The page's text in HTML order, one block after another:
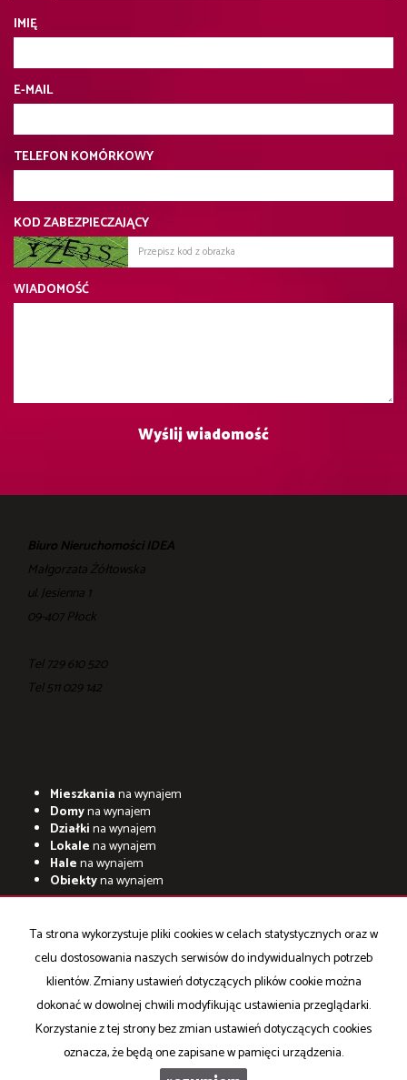
IMIĘ
E-MAIL
TELEFON KOMÓRKOWY
KOD ZABEZPIECZAJĄCY
WIADOMOŚĆ
Biuro Nieruchomości IDEA
Małgorzata Żółtowska
ul. Jesienna 1
09-407 Płock
Tel 729 610 520
Tel ‎511 029 142
Mieszkaniana wynajem
Domyna wynajem
Działkina wynajem
Lokalena wynajem
Halena wynajem
Obiektyna wynajem
Domyna sprzedaż
na sprzedaż
Lokalena sprzedaż
Halena sprzedaż
Obiektyna sprzedaż
2026Program dla biur nieruchomości
Ta strona wykorzystuje pliki cookies w celach statystycznych oraz w
celu dostosowania naszych serwisów do indywidualnych potrzeb
klientów. Zmiany ustawień dotyczących plików cookie można
dokonać w dowolnej chwili modyfikując ustawienia przeglądarki.
Korzystanie z tej strony bez zmian ustawień dotyczących cookies
oznacza, że będą one zapisane w pamięci urządzenia.